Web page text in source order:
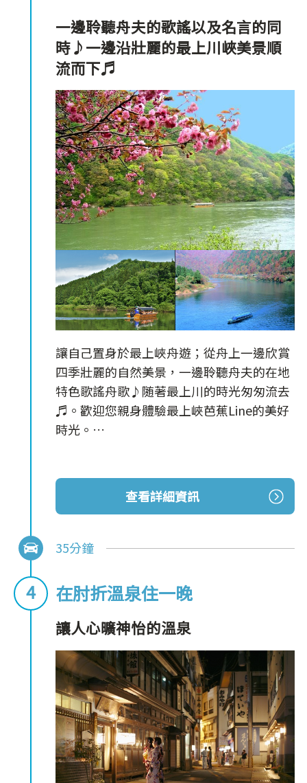
一邊聆聽舟夫的歌謠以及名言的同
時♪一邊沿壯麗的最上川峽美景順
流而下♬
讓自己置身於最上峽舟遊；從舟上一邊欣賞
四季壯麗的自然美景，一邊聆聽舟夫的在地
特色歌謠舟歌♪随著最上川的時光匆匆流去
♬。歡迎您親身體驗最上峽芭蕉Line的美好
時光。
底）。☘
＊有關於運休日，請確認公式網站。
查看詳細資訊
35分鐘
在肘折溫泉住一晚
讓人心曠神怡的溫泉